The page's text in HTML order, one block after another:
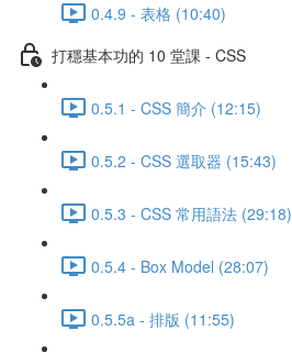
0.4.9 - 表格 (10:40)
打穩基本功的 10 堂課 - CSS
0.5.1 - CSS 簡介 (12:15)
0.5.2 - CSS 選取器 (15:43)
0.5.3 - CSS 常用語法 (29:18)
0.5.4 - Box Model (28:07)
0.5.5a - 排版 (11:55)